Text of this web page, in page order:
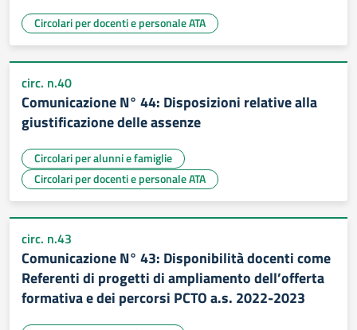
Circolari per docenti e personale ATA
circ. n.40
Comunicazione N° 44: Disposizioni relative alla
giustificazione delle assenze
Circolari per alunni e famiglie
Circolari per docenti e personale ATA
circ. n.43
Comunicazione N° 43: Disponibilità docenti come
Referenti di progetti di ampliamento dell’offerta
formativa e dei percorsi PCTO a.s. 2022-2023